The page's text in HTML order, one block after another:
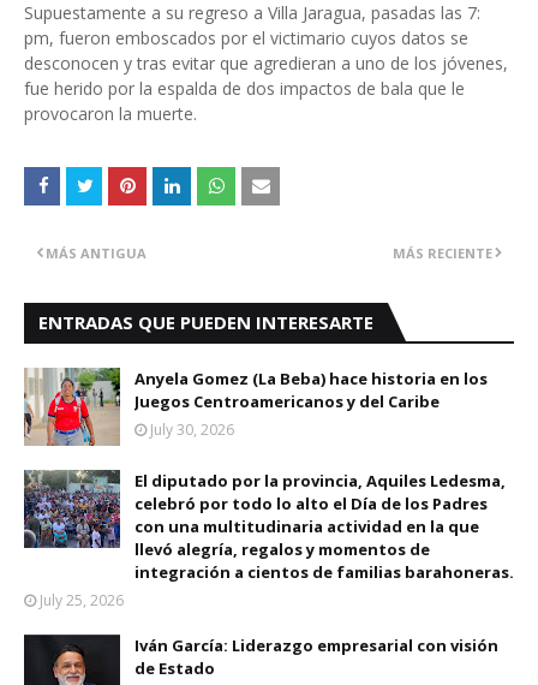
Supuestamente a su regreso a Villa Jaragua, pasadas las 7:
pm, fueron emboscados por el victimario cuyos datos se
desconocen y tras evitar que agredieran a uno de los jóvenes,
fue herido por la espalda de dos impactos de bala que le
provocaron la muerte.
MÁS RECIENTE
MÁS ANTIGUA
ENTRADAS QUE PUEDEN INTERESARTE
Anyela Gomez (La Beba) hace historia en los
Juegos Centroamericanos y del Caribe
July 30, 2026
El diputado por la provincia, Aquiles Ledesma,
celebró por todo lo alto el Día de los Padres
con una multitudinaria actividad en la que
llevó alegría, regalos y momentos de
integración a cientos de familias barahoneras.
July 25, 2026
Iván García: Liderazgo empresarial con visión
de Estado